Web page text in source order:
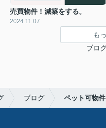
売買物件！減築をする。
2024.11.07
も
ブロ
ブログ ペット可物